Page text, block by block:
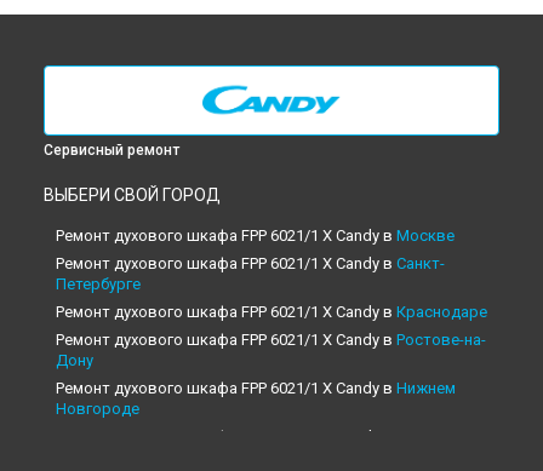
Сервисный ремонт
ВЫБЕРИ СВОЙ ГОРОД
Ремонт духового шкафа FPP 6021/1 X Candy в Москве
Ремонт духового шкафа FPP 6021/1 X Candy в Санкт-
Петербурге
Ремонт духового шкафа FPP 6021/1 X Candy в Краснодаре
Ремонт духового шкафа FPP 6021/1 X Candy в Ростове-на-
Дону
Ремонт духового шкафа FPP 6021/1 X Candy в Нижнем
Новгороде
Ремонт духового шкафа FPP 6021/1 X Candy в